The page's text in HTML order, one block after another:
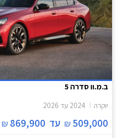
ב.מ.וו סדרה 5
יוקרה 2024 עד 2026
509,000
₪ עד 869,900
₪